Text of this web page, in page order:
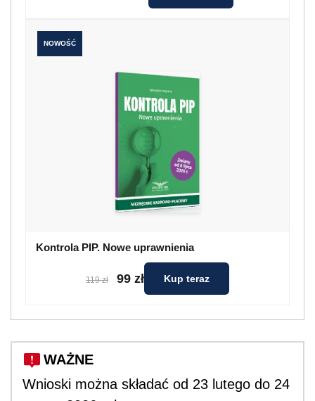
NOWOŚĆ
Kontrola PIP. Nowe uprawnienia
119 zł 99 zł Kup teraz
WAŻNE
Wnioski można składać od 23 lutego do 24